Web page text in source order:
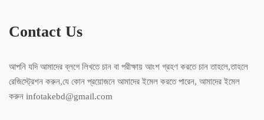
Contact Us
আপনি যদি আমাদের ব্লগে লিখতে চান বা পরীক্ষায় আংশ গ্রহণ করতে চান তাহলে,তাহলে
রেজিস্ট্রেশন করুন,যে কোন প্রয়োজনে আমাদের ইমেল করতে পারেন, আমাদের ইমেল
করুন infotakebd@gmail.com